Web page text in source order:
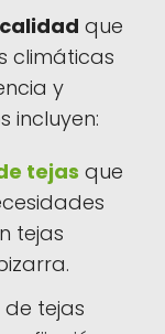
que
climáticas
y
incluyen:
tejas que
tejas
de tejas